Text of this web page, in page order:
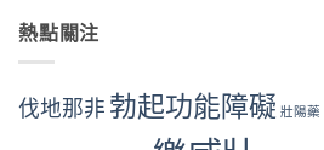
熱點關注
伐地那非 勃起功能障礙 壯陽藥